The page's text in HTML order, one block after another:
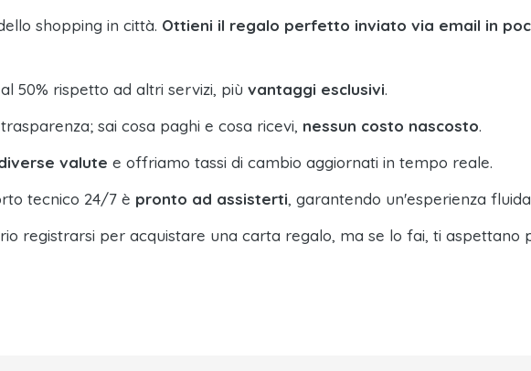
shopping in città. Ottieni il regalo perfetto inviato via email in
50% rispetto ad altri servizi, più vantaggi esclusivi.
sai cosa paghi e cosa ricevi, nessun costo nascosto.
valute e offriamo tassi di cambio aggiornati in tempo reale.
tecnico 24/7 è pronto ad assisterti, garantendo un'esperienza
registrarsi per acquistare una carta regalo, ma se lo fai, ti aspettano